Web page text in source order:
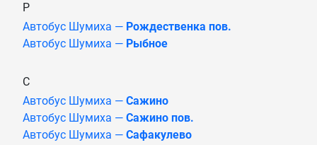
Р
Автобус Шумиха — Рождественка пов.
Автобус Шумиха — Рыбное
С
Автобус Шумиха — Сажино
Автобус Шумиха — Сажино пов.
Автобус Шумиха — Сафакулево